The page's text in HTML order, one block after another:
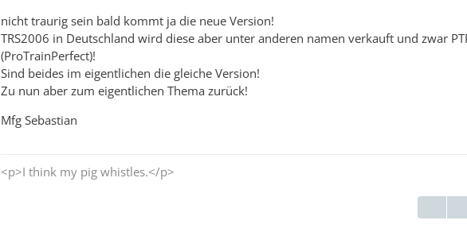
nicht traurig sein bald kommt ja die neue Version!
TRS2006 in Deutschland wird diese aber unter anderen namen verkauft und zwar
(ProTrainPerfect)!
Sind beides im eigentlichen die gleiche Version!
Zu nun aber zum eigentlichen Thema zurück!
Mfg Sebastian
<p>I think my pig whistles.</p>